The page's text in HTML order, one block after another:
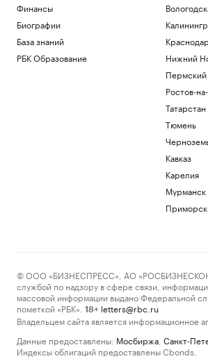
Финансы
Биографии
База знаний
РБК Образование
Нижний
Пермский
Ростов-
Татарстан
Тюмень
Кавказ
Карелия
Мурманск
© ООО «БИЗНЕСПРЕСС», АО
службой по надзору в сфере связи,
массовой информации выдано Федеральной
пометкой «РБК».
18+ letters@rbc.ru
Владельцем сайта является информационное
Данные предоставлены: Мосбиржа Санкт-
Индексы облигаций предоставлены Cbonds.